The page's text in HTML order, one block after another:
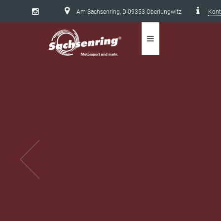
Am Sachsenring, D-09353 Oberlungwitz